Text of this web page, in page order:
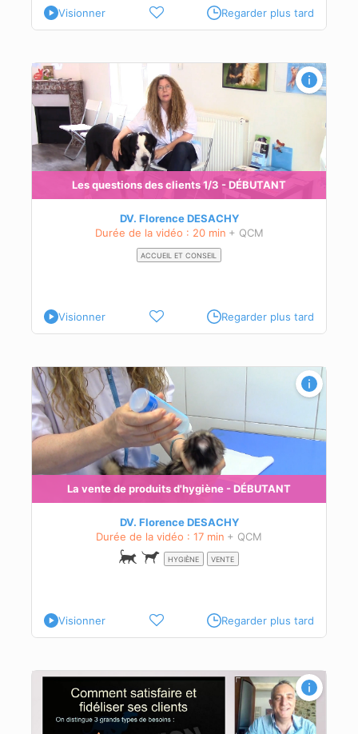
Visionner Regarder plus tard
Les questions des clients 1/3 - DÉBUTANT
DV. Florence DESACHY
Durée de la vidéo : 20 min + QCM
ACCUEIL ET CONSEIL
Visionner Regarder plus tard
La vente de produits d'hygiène - DÉBUTANT
DV. Florence DESACHY
Durée de la vidéo : 17 min + QCM
HYGIÈNE VENTE
Visionner Regarder plus tard